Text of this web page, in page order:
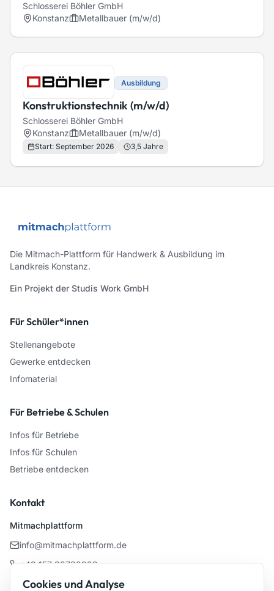
Schlosserei Böhler GmbH
Konstanz
Metallbauer (m/w/d)
Ausbildung
Konstruktionstechnik (m/w/d)
Schlosserei Böhler GmbH
Konstanz
Metallbauer (m/w/d)
Start: September 2026 3,5 Jahre
Die Mitmach-Plattform für Handwerk & Ausbildung im
Landkreis Konstanz.
Ein Projekt der Studis Work GmbH
Für Schüler*innen
Stellenangebote
Gewerke entdecken
Infomaterial
Für Betriebe & Schulen
Infos für Betriebe
Infos für Schulen
Betriebe entdecken
Kontakt
Mitmachplattform
info@mitmachplattform.de
+49 157 38782939
Cookies und Analyse